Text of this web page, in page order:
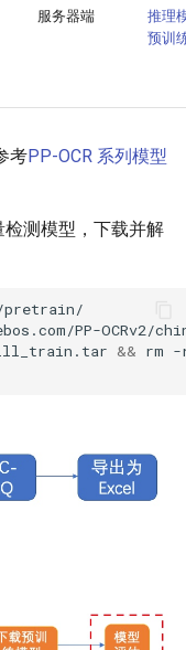
服务器端
推理
预训
考PP-OCR 系列模型
测模型，下载并解
&& rm -